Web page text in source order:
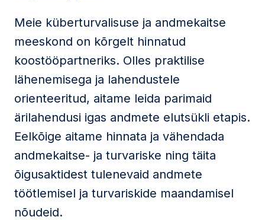
Meie küberturvalisuse ja andmekaitse
meeskond on kõrgelt hinnatud
koostööpartneriks. Olles praktilise
lähenemisega ja lahendustele
orienteeritud, aitame leida parimaid
ärilahendusi igas andmete elutsükli etapis.
Eelkõige aitame hinnata ja vähendada
andmekaitse- ja turvariske ning täita
õigusaktidest tulenevaid andmete
töötlemisel ja turvariskide maandamisel
nõudeid.